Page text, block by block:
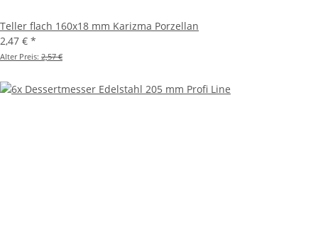
Teller flach 160x18 mm Karizma Porzellan
2,47 € *
Alter Preis: 2,57 €